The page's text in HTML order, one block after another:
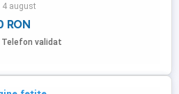
4 august
RON
Telefon validat